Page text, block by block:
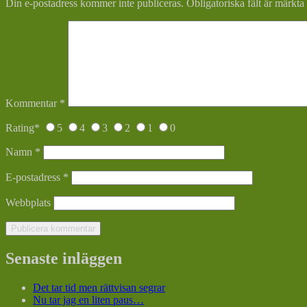
Din e-postadress kommer inte publiceras. Obligatoriska fält är märkta
Kommentar *
Rating* 5 4 3 2 1 0
Namn *
E-postadress *
Webbplats
Senaste inläggen
Det tar tid men rättvisan segrar
Nu tar jag en liten paus…